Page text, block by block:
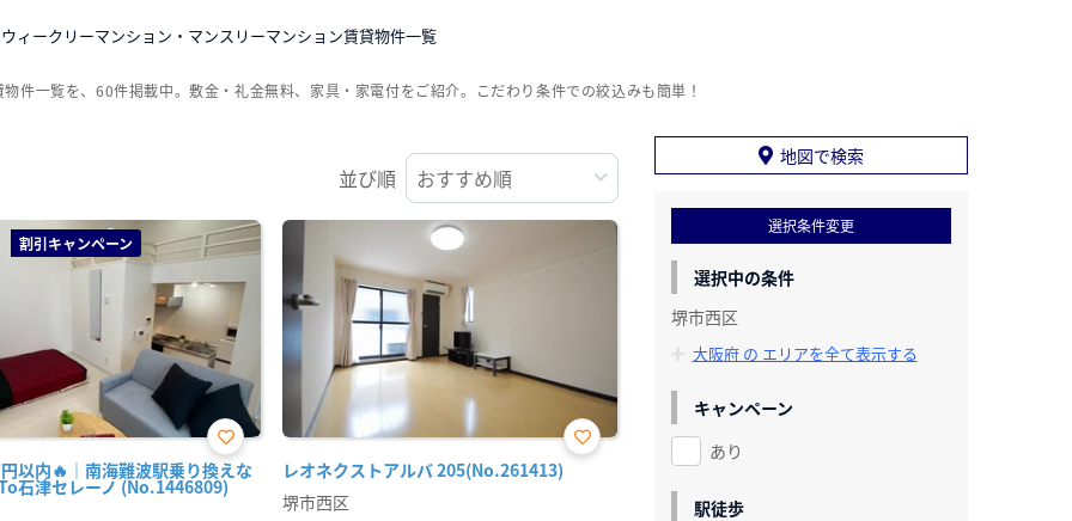
ィークリーマンション・マンスリーマンション賃貸物件一覧
並び順
割引キャンペーン
以内🔥｜南海難波駅乗り換えな
石津セレーノ (No.1446809)
お気
に入
り登
レオネクストアルバ 205(No.261413) お気
堺市西区
件一覧を、60件掲載中。敷金・礼金無料、家具・家電付をご紹介。こだわり条件での絞込みも簡単！
地図で検索
選択条件変更
選択中の条件
堺市西区
大阪府 の エリアを全て表示する
キャンペーン
あり
駅徒歩